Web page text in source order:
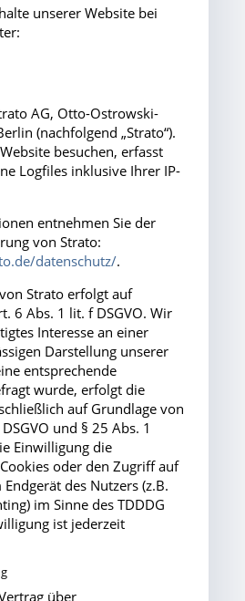
unserer Website bei
AG, Otto-Ostrowski-
(nachfolgend „Strato“).
besuchen, erfasst
Logfiles inklusive Ihrer IP-
entnehmen Sie der
von Strato:
datenschutz/.
Strato erfolgt auf
6 Abs. 1 lit. f DSGVO. Wir
Interesse an einer
Darstellung unserer
entsprechende
wurde, erfolgt die
auf Grundlage von
und § 25 Abs. 1
Einwilligung die
oder den Zugriff auf
des Nutzers (z.B.
im Sinne des TDDDG
ist jederzeit
über